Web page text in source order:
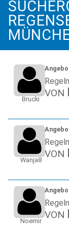
Brucki
VON
Wanja8
VON
Noemir
VON